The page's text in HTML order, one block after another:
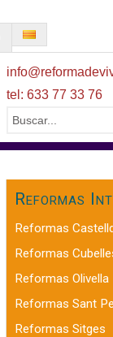
tel: 633 77 33 76
Reformas
Reformas
Reformas
Reformas Olivella
Reformas Sant
Reformas Sitges